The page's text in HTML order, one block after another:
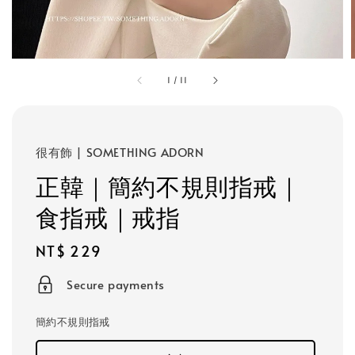
1 / 11
很有飾 | SOMETHING ADORN
正韓｜簡約不規則指戒｜
食指戒｜戒指
Regular
price
NT$ 229
Secure payments
簡約不規則指戒